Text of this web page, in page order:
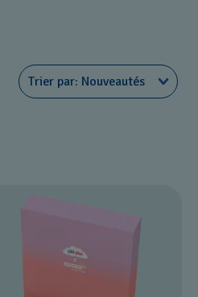
Trier par Nouveautés